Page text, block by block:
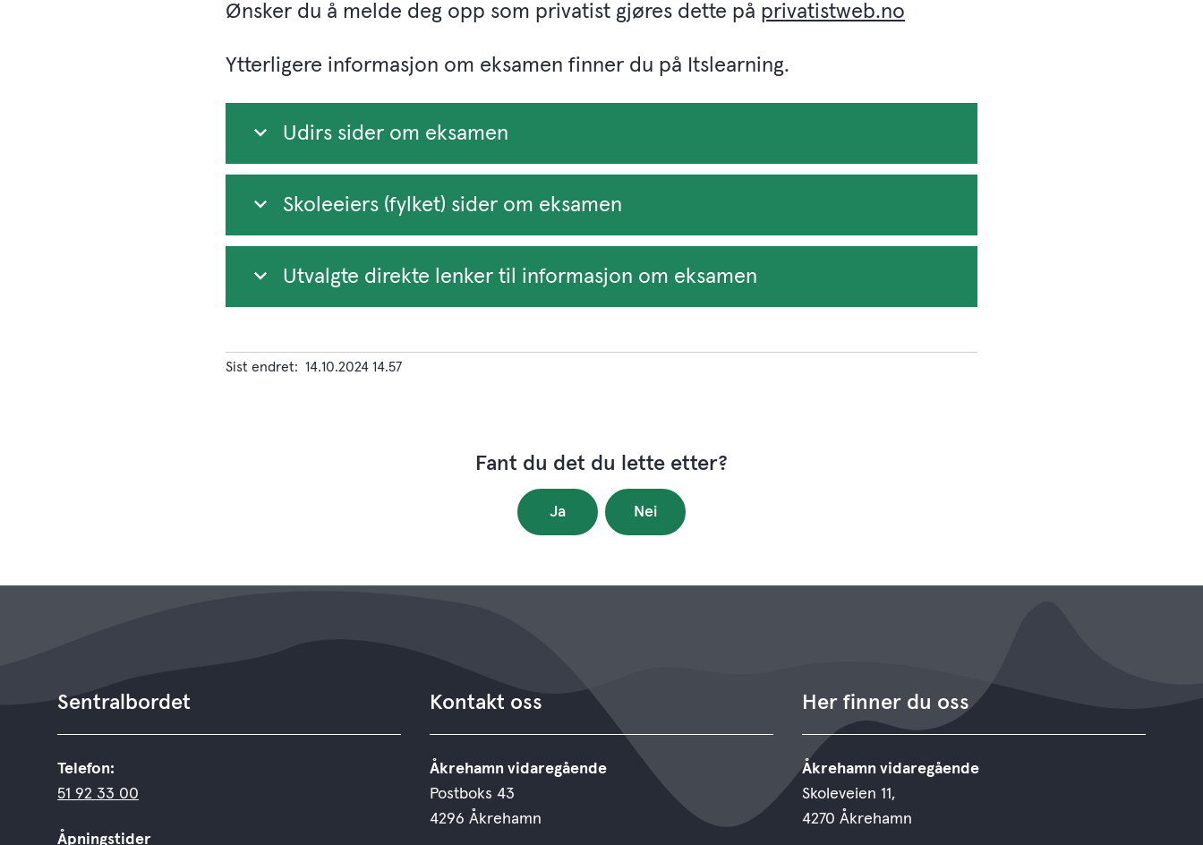
Ønsker du å melde deg opp som privatist gjøres dette på privatistweb.no
Ytterligere informasjon om eksamen finner du på Itslearning.
Udirs sider om eksamen
Skoleeiers (fylket) sider om eksamen
Utvalgte direkte lenker til informasjon om eksamen
Sist endret 14.10.2024 14.57
Fant du det du lette etter?
Ja Nei
Sentralbordet
Telefon:
51 92 33 00
Åpningstider
Kontakt oss
Åkrehamn vidaregående
Postboks 43
4296 Åkrehamn
Her finner du oss
Åkrehamn vidaregående
Skoleveien 11,
4270 Åkrehamn